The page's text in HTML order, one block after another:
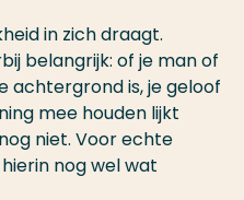
in zich draagt.
belangrijk: of je man of
achtergrond is, je geloof
mee houden lijkt
niet. Voor echte
nog wel wat